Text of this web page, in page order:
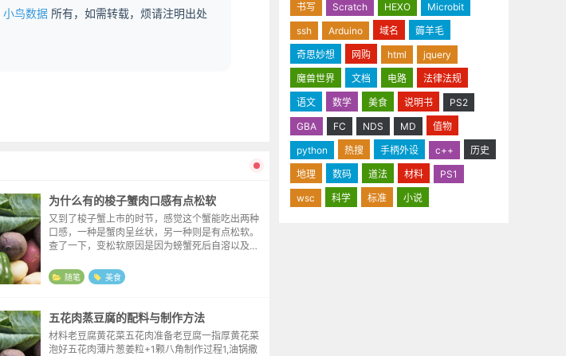
小鸟数据 所有，如需转载，烦请注明出处
为什么有的梭子蟹肉口感有点松软
又到了梭子蟹上市的时节，感觉这个蟹能吃出两种
口感，一种是蟹肉呈丝状，另一种则是有点松软。
查了一下，变松软原因是因为螃蟹死后自溶以及细
蟹，博主反而更喜欢后者略带松软的口感，即便蘸
了酱油，前者的丝...
随笔 美食
五花肉蒸豆腐的配料与制作方法
材料老豆腐黄花菜五花肉准备老豆腐一指厚黄花菜
泡好五花肉薄片葱姜粒+1颗八角制作过程1,油锅撒
书写
Scratch HEXO
Microbit
ssh
Arduino 域名
薅羊毛
奇思妙想
网购 html
jquery
魔兽世界
文档 电路
法律法规
语文
数学 美食 说明书
PS2
GBA
FC NDS MD
值物
python
热搜 手柄外设 c++
历史
地理
数码 道法 材料
PS1
wsc
科学 标准 小说